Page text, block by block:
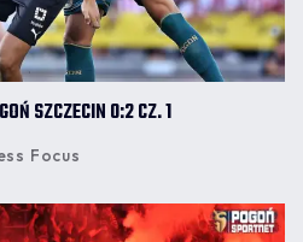
SZCZECIN 0:2 CZ. 1
Focus